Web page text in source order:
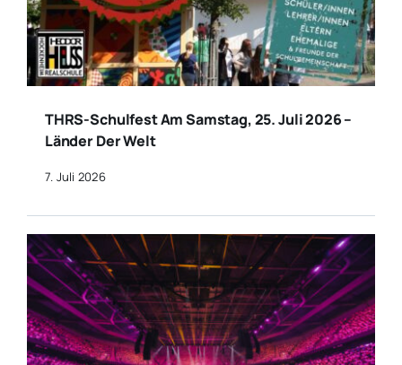
THRS-Schulfest Am Samstag, 25. Juli 2026 –
Länder Der Welt
7. Juli 2026